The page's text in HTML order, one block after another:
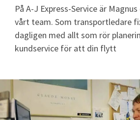
På A-J Express-Service är
vårt team. Som transportledare
dagligen med allt som rör
kundservice för att din flytt